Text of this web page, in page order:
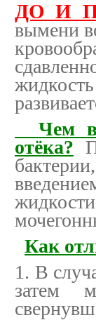
ДО И
вымени
Чем
отёка?
Как
1. В
затем